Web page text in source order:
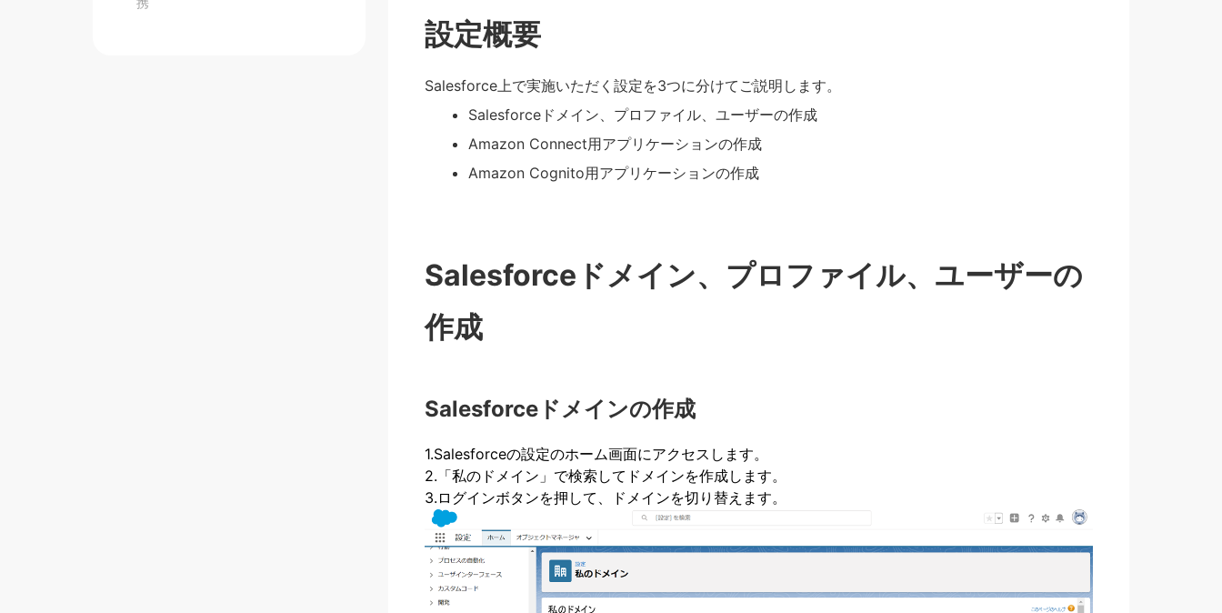
設定概要
Salesforce上で実施いただく設定を3つに分けてご説明します。
Salesforceドメイン、プロファイル、ユーザーの作成
Amazon Connect用アプリケーションの作成
Amazon Cognito用アプリケーションの作成
Salesforceドメイン、プロファイル、ユーザーの
作成
Salesforceドメインの作成
1.Salesforceの設定のホーム画面にアクセスします。
2.「私のドメイン」で検索してドメインを作成します。
3.ログインボタンを押して、ドメインを切り替えます。